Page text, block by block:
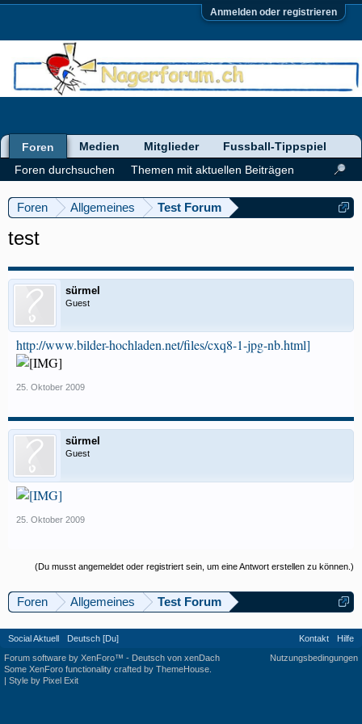
Anmelden oder registrieren
Foren Allgemeines Test Forum
test
sürmel
Guest
http://www.bilder-hochladen.net/files/cxq8-1-jpg-nb.html]
25. Oktober 2009
sürmel
Guest
25. Oktober 2009
(Du musst angemeldet oder registriert sein, um eine Antwort erstellen zu können.)
Foren Allgemeines Test Forum
Foren
Foren durchsuchen
Themen mit aktuellen Beiträgen
Medien Mitglieder Fussball-Tippspiel
Social Aktuell Deutsch [Du] Kontakt
Hilfe
Nutzungsbedingungen
Forum software by XenForo™ - Deutsch von xenDach
Some XenForo functionality crafted by ThemeHouse
| Style by Pixel Exit